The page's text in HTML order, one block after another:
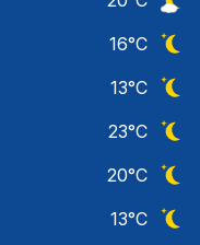
16°C
13°C
23°C
20°C
13°C